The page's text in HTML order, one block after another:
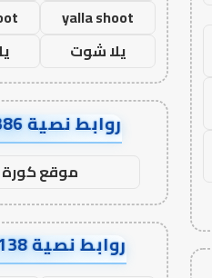
yalla shoot
يلا شوت
روابط نصية AA5386
موقع كورة
روابط نصية AA11138